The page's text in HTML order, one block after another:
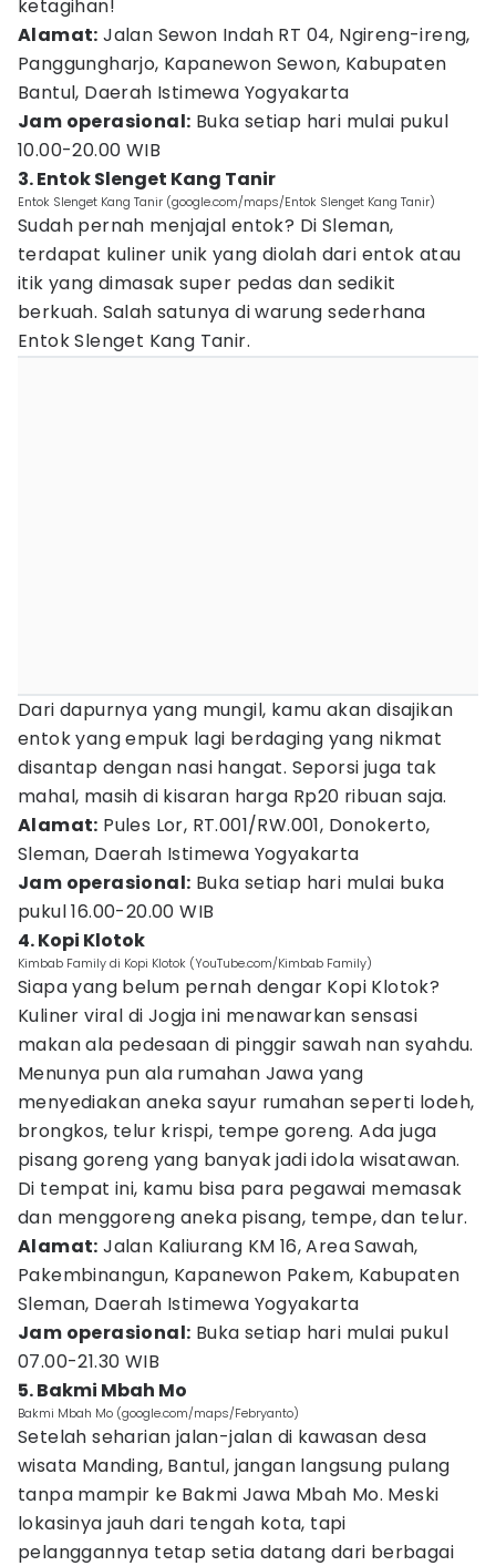
ketagihan!
Alamat: Jalan Sewon Indah RT 04, Ngireng-ireng,
Panggungharjo, Kapanewon Sewon, Kabupaten
Bantul, Daerah Istimewa Yogyakarta
Jam operasional: Buka setiap hari mulai pukul
10.00-20.00 WIB
3. Entok Slenget Kang Tanir
Entok Slenget Kang Tanir (google.com/maps/Entok Slenget Kang Tanir)
Sudah pernah menjajal entok? Di Sleman,
terdapat kuliner unik yang diolah dari entok atau
itik yang dimasak super pedas dan sedikit
berkuah. Salah satunya di warung sederhana
Entok Slenget Kang Tanir.
Dari dapurnya yang mungil, kamu akan disajikan
entok yang empuk lagi berdaging yang nikmat
disantap dengan nasi hangat. Seporsi juga tak
mahal, masih di kisaran harga Rp20 ribuan saja.
Alamat: Pules Lor, RT.001/RW.001, Donokerto,
Sleman, Daerah Istimewa Yogyakarta
Jam operasional: Buka setiap hari mulai buka
pukul 16.00-20.00 WIB
4. Kopi Klotok
Kimbab Family di Kopi Klotok (YouTube.com/Kimbab Family)
Siapa yang belum pernah dengar Kopi Klotok?
Kuliner viral di Jogja ini menawarkan sensasi
makan ala pedesaan di pinggir sawah nan syahdu.
Menunya pun ala rumahan Jawa yang
menyediakan aneka sayur rumahan seperti lodeh,
brongkos, telur krispi, tempe goreng. Ada juga
pisang goreng yang banyak jadi idola wisatawan.
Di tempat ini, kamu bisa para pegawai memasak
dan menggoreng aneka pisang, tempe, dan telur.
Alamat: Jalan Kaliurang KM 16, Area Sawah,
Pakembinangun, Kapanewon Pakem, Kabupaten
Sleman, Daerah Istimewa Yogyakarta
Jam operasional: Buka setiap hari mulai pukul
07.00-21.30 WIB
5. Bakmi Mbah Mo
Bakmi Mbah Mo (google.com/maps/Febryanto)
Setelah seharian jalan-jalan di kawasan desa
wisata Manding, Bantul, jangan langsung pulang
tanpa mampir ke Bakmi Jawa Mbah Mo. Meski
lokasinya jauh dari tengah kota, tapi
pelanggannya tetap setia datang dari berbagai